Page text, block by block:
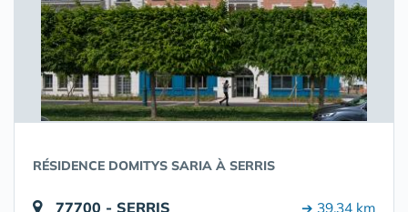
RÉSIDENCE DOMITYS SARIA À SERRIS
77700 - SERRIS ➔ 39.34 km